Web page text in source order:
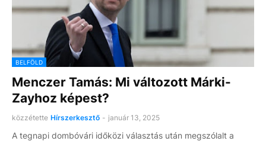
BELFÖLD
Menczer Tamás: Mi változott Márki-
Zayhoz képest?
közzétette Hírszerkesztő - január 13, 2025
A tegnapi dombóvári időközi választás után megszólalt a